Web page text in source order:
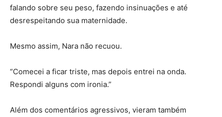
falando sobre seu peso, fazendo insinuações e até
desrespeitando sua maternidade.
Mesmo assim, Nara não recuou.
“Comecei a ficar triste, mas depois entrei na onda.
Respondi alguns com ironia.”
Além dos comentários agressivos, vieram também